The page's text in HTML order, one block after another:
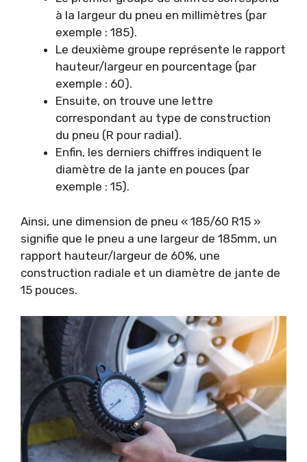
à la largeur du pneu en millimètres (par
exemple : 185).
Le deuxième groupe représente le rapport
hauteur/largeur en pourcentage (par
exemple : 60).
Ensuite, on trouve une lettre
correspondant au type de construction
du pneu (R pour radial).
Enfin, les derniers chiffres indiquent le
diamètre de la jante en pouces (par
exemple : 15).
Ainsi, une dimension de pneu « 185/60 R15 »
signifie que le pneu a une largeur de 185mm, un
rapport hauteur/largeur de 60%, une
construction radiale et un diamètre de jante de
15 pouces.